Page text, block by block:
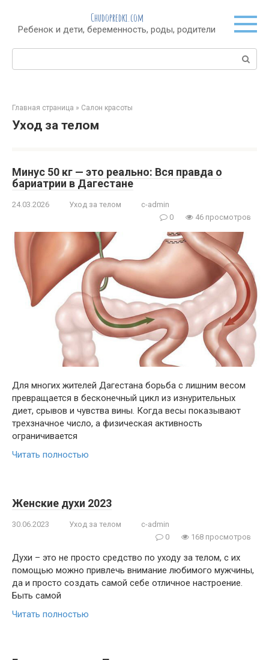
контенту
Chudopredki.com
Ребенок и дети, беременность, роды, родители
Поиск:
Главная страница » Салон красоты
Уход за телом
Минус 50 кг — это реально: Вся правда о
бариатрии в Дагестане
24.03.2026 Уход за телом
c-admin
0
46 просмотров
Для многих жителей Дагестана борьба с лишним весом
превращается в бесконечный цикл из изнурительных
диет, срывов и чувства вины. Когда весы показывают
трехзначное число, а физическая активность
ограничивается
Читать полностью
Женские духи 2023
30.06.2023 Уход за телом
c-admin
0
168 просмотров
Духи – это не просто средство по уходу за телом, с их
помощью можно привлечь внимание любимого мужчины,
да и просто создать самой себе отличное настроение.
Быть самой
Читать полностью